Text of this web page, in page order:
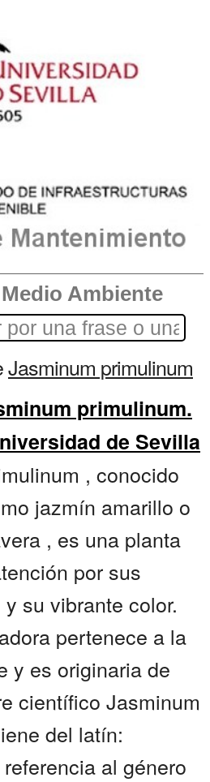
Ambiente
Jasminum primulinum
primulinum.
de Sevilla
, conocido
jazmín amarillo o
, es una planta
por sus
su vibrante color.
pertenece a la
y es originaria de
científico Jasminum
del latín:
al género